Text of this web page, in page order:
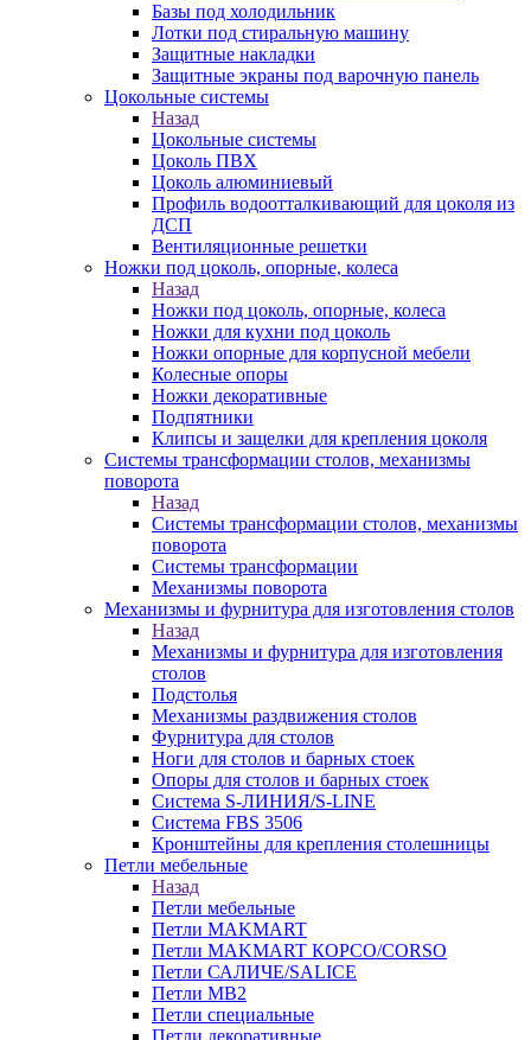
Базы под холодильник
Лотки под стиральную машину
Защитные накладки
Защитные экраны под варочную панель
Цокольные системы
Назад
Цокольные системы
Цоколь ПВХ
Цоколь алюминиевый
Профиль водоотталкивающий для цоколя из
ДСП
Вентиляционные решетки
Ножки под цоколь, опорные, колеса
Назад
Ножки под цоколь, опорные, колеса
Ножки для кухни под цоколь
Ножки опорные для корпусной мебели
Колесные опоры
Ножки декоративные
Подпятники
Клипсы и защелки для крепления цоколя
Системы трансформации столов, механизмы
поворота
Назад
Системы трансформации столов, механизмы
поворота
Системы трансформации
Механизмы поворота
Механизмы и фурнитура для изготовления столов
Назад
Механизмы и фурнитура для изготовления
столов
Подстолья
Механизмы раздвижения столов
Фурнитура для столов
Ноги для столов и барных стоек
Опоры для столов и барных стоек
Система S-ЛИНИЯ/S-LINE
Система FBS 3506
Кронштейны для крепления столешницы
Петли мебельные
Назад
Петли мебельные
Петли MAKMART
Петли MAKMART КОРСО/CORSO
Петли САЛИЧЕ/SALICE
Петли MB2
Петли специальные
Петли декоративные